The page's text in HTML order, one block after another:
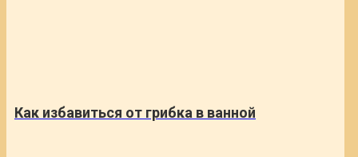
Как избавиться от грибка в ванной